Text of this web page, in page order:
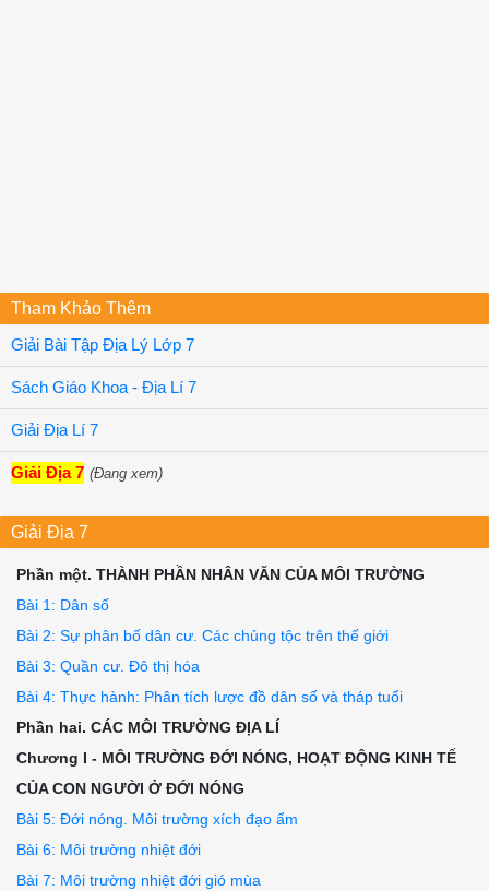
Tham Khảo Thêm
Giải Bài Tập Địa Lý Lớp 7
Sách Giáo Khoa - Địa Lí 7
Giải Địa Lí 7
Giải Địa 7 (Đang xem)
Giải Địa 7
Phần một. THÀNH PHẦN NHÂN VĂN CỦA MÔI TRƯỜNG
Bài 1: Dân số
Bài 2: Sự phân bố dân cư. Các chủng tộc trên thế giới
Bài 3: Quần cư. Đô thị hóa
Bài 4: Thực hành: Phân tích lược đồ dân số và tháp tuổi
Phần hai. CÁC MÔI TRƯỜNG ĐỊA LÍ
Chương I - MÔI TRƯỜNG ĐỚI NÓNG, HOẠT ĐỘNG KINH TẾ
CỦA CON NGƯỜI Ở ĐỚI NÓNG
Bài 5: Đới nóng. Môi trường xích đạo ẩm
Bài 6: Môi trường nhiệt đới
Bài 7: Môi trường nhiệt đới gió mùa